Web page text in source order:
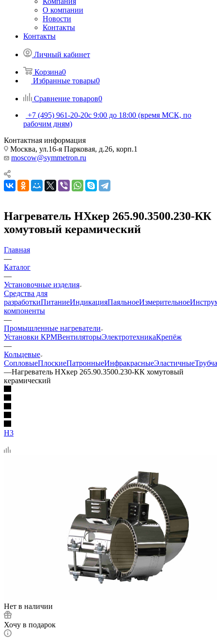
О компании
Новости
Контакты
Контакты
Личный кабинет
Корзина0
Избранные товары0
Сравнение товаров0
+7 (495) 961-20-20с 9:00 до 18:00 (время МСК, по
рабочим дням)
Контактная информация
Москва, ул.16-я Парковая, д.26, корп.1
moscow@symmetron.ru
Нагреватель НХкер 265.90.3500.230-КК
хомутовый керамический
Главная
—
Каталог
—
Установочные изделия
Средства для
разработкиПитаниеИндикацияПаяльноеИзмерительное
компоненты
—
Промышленные нагреватели
Установки КРМВентиляторыЭлектротехникаКрепёж
—
Кольцевые
СопловыеПлоскиеПатронныеИнфракрасныеЭластичные
—Нагреватель НХкер 265.90.3500.230-КК хомутовый
керамический
Н3
Нет в наличии
Хочу в подарок